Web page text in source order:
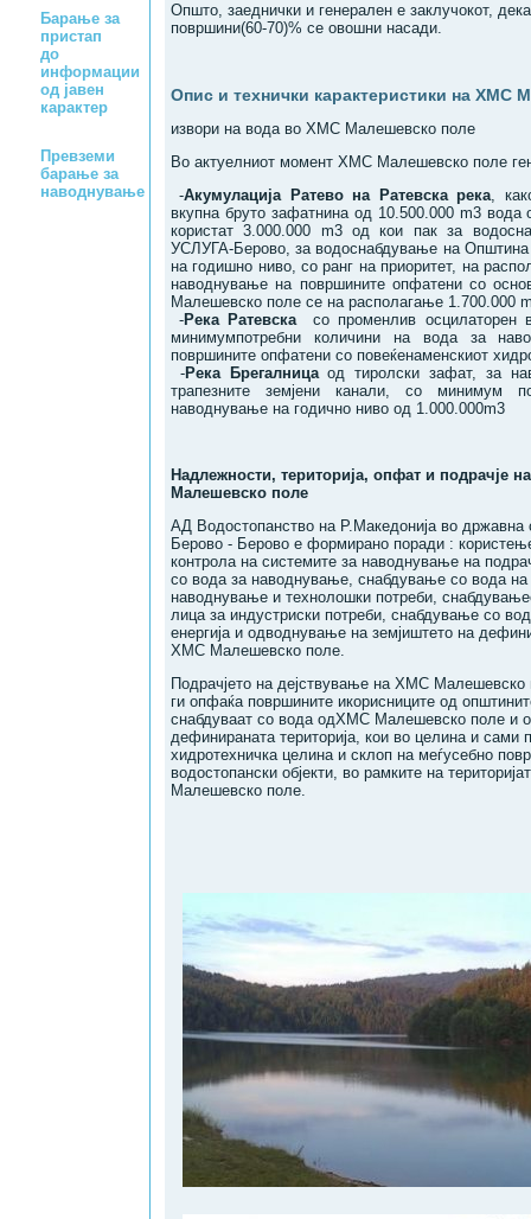
Барање за
пристап
до
информации
од јавен
карактер
Превземи
барање за
наводнување
Општо, заеднички и генерален е заклучокот,
површини(60-70)% се овошни насади.
Опис и технички карактеристики на ХМС
извори на вода во ХМС Малешевско поле
Во актуелниот момент ХМС Малешевско поле
-Акумулација Ратево на Ратевска река,
вкупна бруто зафатнина од 10.500.000 m3 вода
користат 3.000.000 m3 од кои пак за
УСЛУГА-Берово, за водоснабдување на
на годишно ниво, со ранг на приоритет, на
наводнување на површините опфатени со
Малешевско поле се на располагање 1.700.000
-Река Ратевска
со променлив осцилаторен
минимумпотребни количини на вода за
површините опфатени со повеќенаменскиот
-Река Брегалницаод тиролски зафат, за
трапезните земјени канали, со минимум
наводнување на годично ниво од 1.000.000m3
Надлежности, територија, опфат и подрачје
Малешевско поле
АД Водостопанство на Р.Македонија во државна
Берово - Берово е формирано поради :
контролa нa системите за наводнување нa
со вода зa наводнување, снабдување со вода на
наводнување и технолошки потреби,
лица за индустриски потреби, снабдување со
енергија и одводнување на земјиштето на
ХМС Малешевско поле.
Подрачјето на дејствување на ХМС Малешевско
ги oпфaќa површинитe икорисницитe oд
снaбдуваат сo вoдa oдХМС Малешевско поле и
дефинираната територија, кои во целина и сами
хидротехничка целина и склоп на меѓусебно
водостопански објекти, вo рамкитe нa
Малешевско поле.